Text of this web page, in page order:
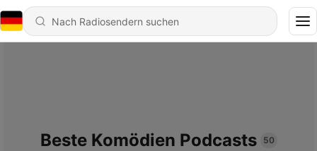
Beste Komödien Podcasts 50